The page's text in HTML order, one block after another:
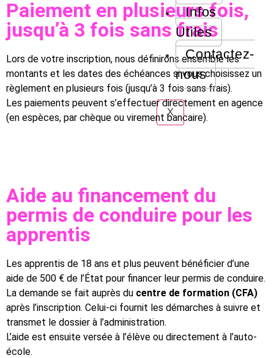
Infos
Utiles
Contactez-
nous
X
Paiement en plusieurs fois,
jusqu’à 3 fois sans frais
Lors de votre inscription, nous définirons ensemble les
montants et les dates des échéances si vous choisissez un
règlement en plusieurs fois (jusqu’à 3 fois sans frais).
Les paiements peuvent s’effectuer directement en agence
(en espèces, par chèque ou virement bancaire).
Aide au financement du
permis de conduire pour les
apprentis
Les apprentis de 18 ans et plus peuvent bénéficier d’une
aide de 500 € de l’État pour financer leur permis de conduire.
La demande se fait auprès du centre de formation (CFA)
après l’inscription. Celui-ci fournit les démarches à suivre et
transmet le dossier à l’administration.
L’aide est ensuite versée à l’élève ou directement à l’auto-
école.